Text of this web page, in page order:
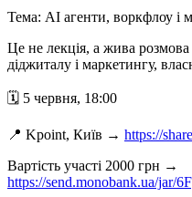
Тема: AI агенти, воркфлоу і
Це не лекція, а жива
діджиталу і маркетингу,
🗓 5 червня, 18:00
📍 Kpoint, Київ → https://
Вартість участі 2000 грн →
https://send.monobank.ua/jar/